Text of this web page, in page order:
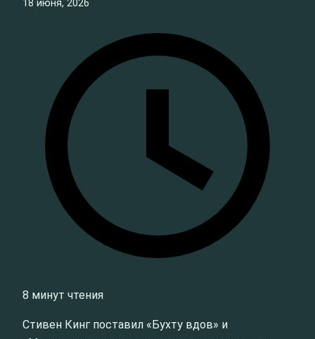
18 июня, 2026
8 минут чтения
Стивен Кинг поставил «Бухту вдов» и